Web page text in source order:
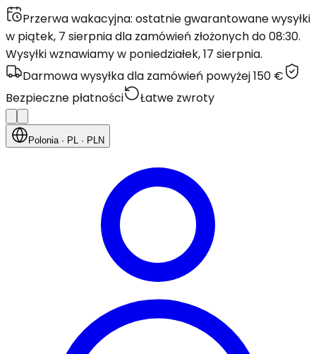
Przerwa wakacyjna: ostatnie gwarantowane wysyłki
w piątek, 7 sierpnia dla zamówień złożonych do 08:30.
Wysyłki wznawiamy w poniedziałek, 17 sierpnia.
Darmowa wysyłka dla zamówień powyżej 150 €
Bezpieczne płatności
Łatwe zwroty
Polonia· PL · PLN